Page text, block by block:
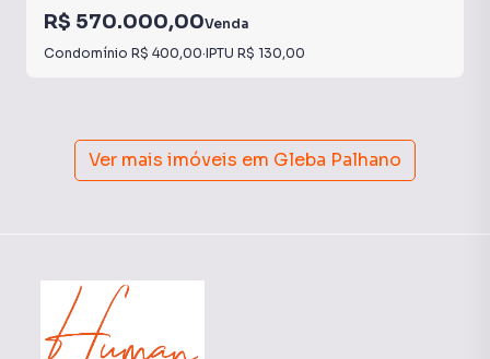
R$ 570.000,00Venda
Condomínio R$ 400,00·IPTU R$ 130,00
Ver mais imóveis em Gleba Palhano